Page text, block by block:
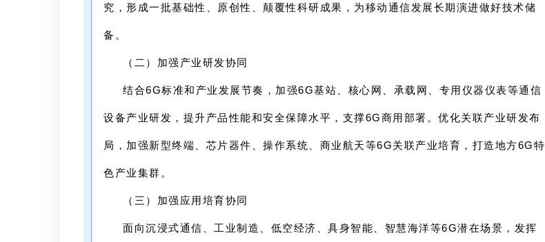
究，形成一批基础性、原创性、颠覆性科研成果，为移动通信发展长期演进做好技术储
备。
（二）加强产业研发协同
结合6G标准和产业发展节奏，加强6G基站、核心网、承载网、专用仪器仪表等通信
设备产业研发，提升产品性能和安全保障水平，支撑6G商用部署。优化关联产业研发布
局，加强新型终端、芯片器件、操作系统、商业航天等6G关联产业培育，打造地方6G特
色产业集群。
（三）加强应用培育协同
面向沉浸式通信、工业制造、低空经济、具身智能、智慧海洋等6G潜在场景，发挥